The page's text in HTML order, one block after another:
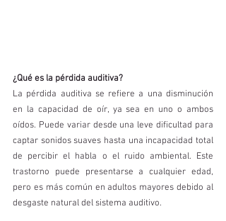
¿Qué es la pérdida auditiva?
La pérdida auditiva se refiere a una disminución
en la capacidad de oír, ya sea en uno o ambos
oídos. Puede variar desde una leve dificultad para
captar sonidos suaves hasta una incapacidad total
de percibir el habla o el ruido ambiental. Este
trastorno puede presentarse a cualquier edad,
pero es más común en adultos mayores debido al
desgaste natural del sistema auditivo.